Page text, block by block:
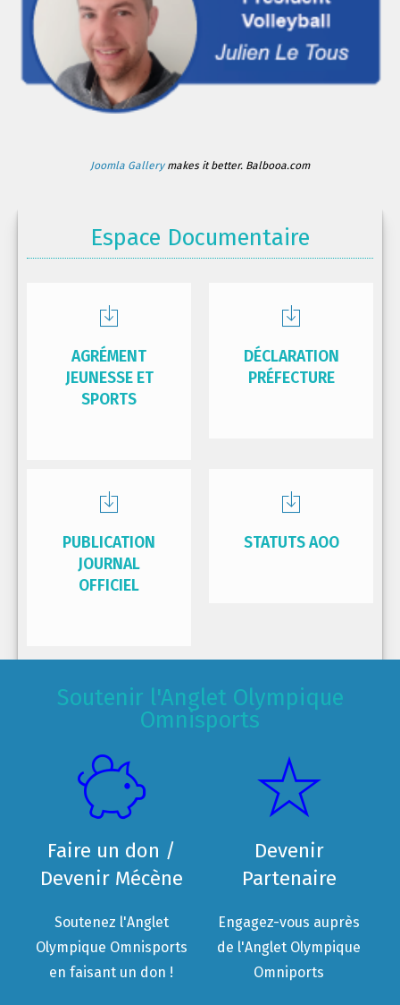
Joomla Gallerymakes it better. Balbooa.com
Espace Documentaire
AGRÉMENT
JEUNESSE ET
SPORTS
DÉCLARATION
PRÉFECTURE
PUBLICATION
JOURNAL
OFFICIEL
STATUTS AOO
Soutenir l'Anglet Olympique
Omnisports
Faire un don /
Devenir Mécène
Soutenez l'Anglet
Olympique Omnisports
en faisant un don !
Devenir
Partenaire
Engagez-vous auprès
de l'Anglet Olympique
Omniports